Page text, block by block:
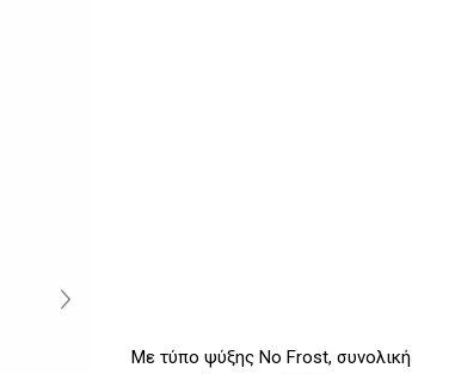
Με τύπο ψύξης No Frost, συνολική